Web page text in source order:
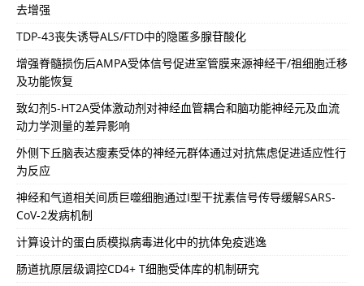
去增强
TDP-43丧失诱导ALS/FTD中的隐匿多腺苷酸化
增强脊髓损伤后AMPA受体信号促进室管膜来源神经干/祖细胞迁移
及功能恢复
致幻剂5-HT2A受体激动剂对神经血管耦合和脑功能神经元及血流
动力学测量的差异影响
外侧下丘脑表达瘦素受体的神经元群体通过对抗焦虑促进适应性行
为反应
神经和气道相关间质巨噬细胞通过I型干扰素信号传导缓解SARS-
CoV-2发病机制
计算设计的蛋白质模拟病毒进化中的抗体免疫逃逸
肠道抗原层级调控CD4+ T细胞受体库的机制研究